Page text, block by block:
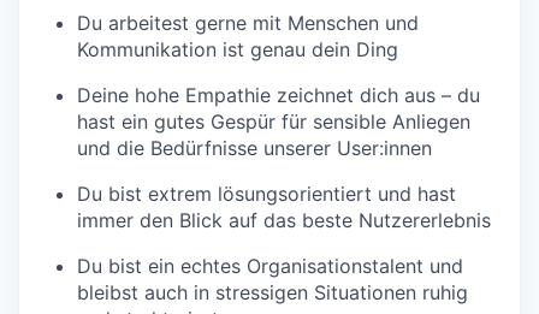
Du arbeitest gerne mit Menschen und
Kommunikation ist genau dein Ding
Deine hohe Empathie zeichnet dich aus – du
hast ein gutes Gespür für sensible Anliegen
und die Bedürfnisse unserer User:innen
Du bist extrem lösungsorientiert und hast
immer den Blick auf das beste Nutzererlebnis
Du bist ein echtes Organisationstalent und
bleibst auch in stressigen Situationen ruhig